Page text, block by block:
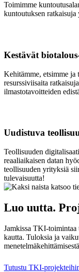
Toimimme
kuntoutuksen ratkaisuja
Kestävät
Kehitämme, etsimme ja
resurssiviisaita
ilmastotavoitteiden
Uudistuva
Teollisuuden
reaaliaikaisen datan
teollisuuden yrityksiä
tulevaisuutta!
Luo uutta.
Jamkissa TKI-toimintaa
kautta. Tuloksia ja
Tutustu TKI-